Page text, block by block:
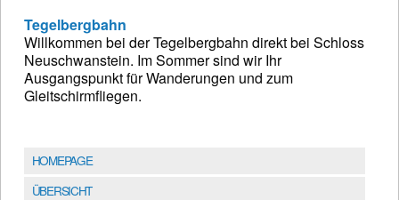
Tegelbergbahn
Willkommen bei der Tegelbergbahn direkt bei Schloss
Neuschwanstein. Im Sommer sind wir Ihr
Ausgangspunkt für Wanderungen und zum
Gleitschirmfliegen.
HOMEPAGE
ÜBERSICHT